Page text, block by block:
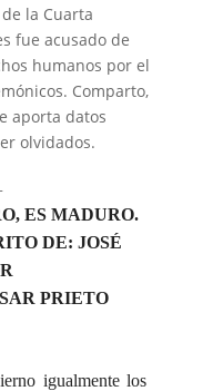
la Cuarta
fue acusado de
humanos por el
Comparto,
aporta datos
olvidados.
ES MADURO.
DE: JOSÉ
PRIETO
igualmente los